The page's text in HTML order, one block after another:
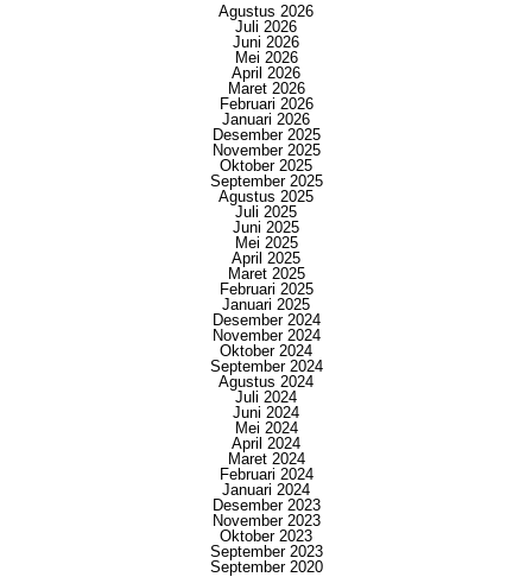
Agustus 2026
Juli 2026
Juni 2026
Mei 2026
April 2026
Maret 2026
Februari 2026
Januari 2026
Desember 2025
November 2025
Oktober 2025
September 2025
Agustus 2025
Juli 2025
Juni 2025
Mei 2025
April 2025
Maret 2025
Februari 2025
Januari 2025
Desember 2024
November 2024
Oktober 2024
September 2024
Agustus 2024
Juli 2024
Juni 2024
Mei 2024
April 2024
Maret 2024
Februari 2024
Januari 2024
Desember 2023
November 2023
Oktober 2023
September 2023
September 2020